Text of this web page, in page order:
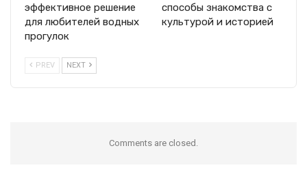
эффективное решение
для любителей водных
прогулок
способы знакомства с
культурой и историей
PREV NEXT
Comments are closed.